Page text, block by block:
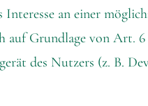
an einer
auf Grundlage von Art.
des Nutzers (z. B.